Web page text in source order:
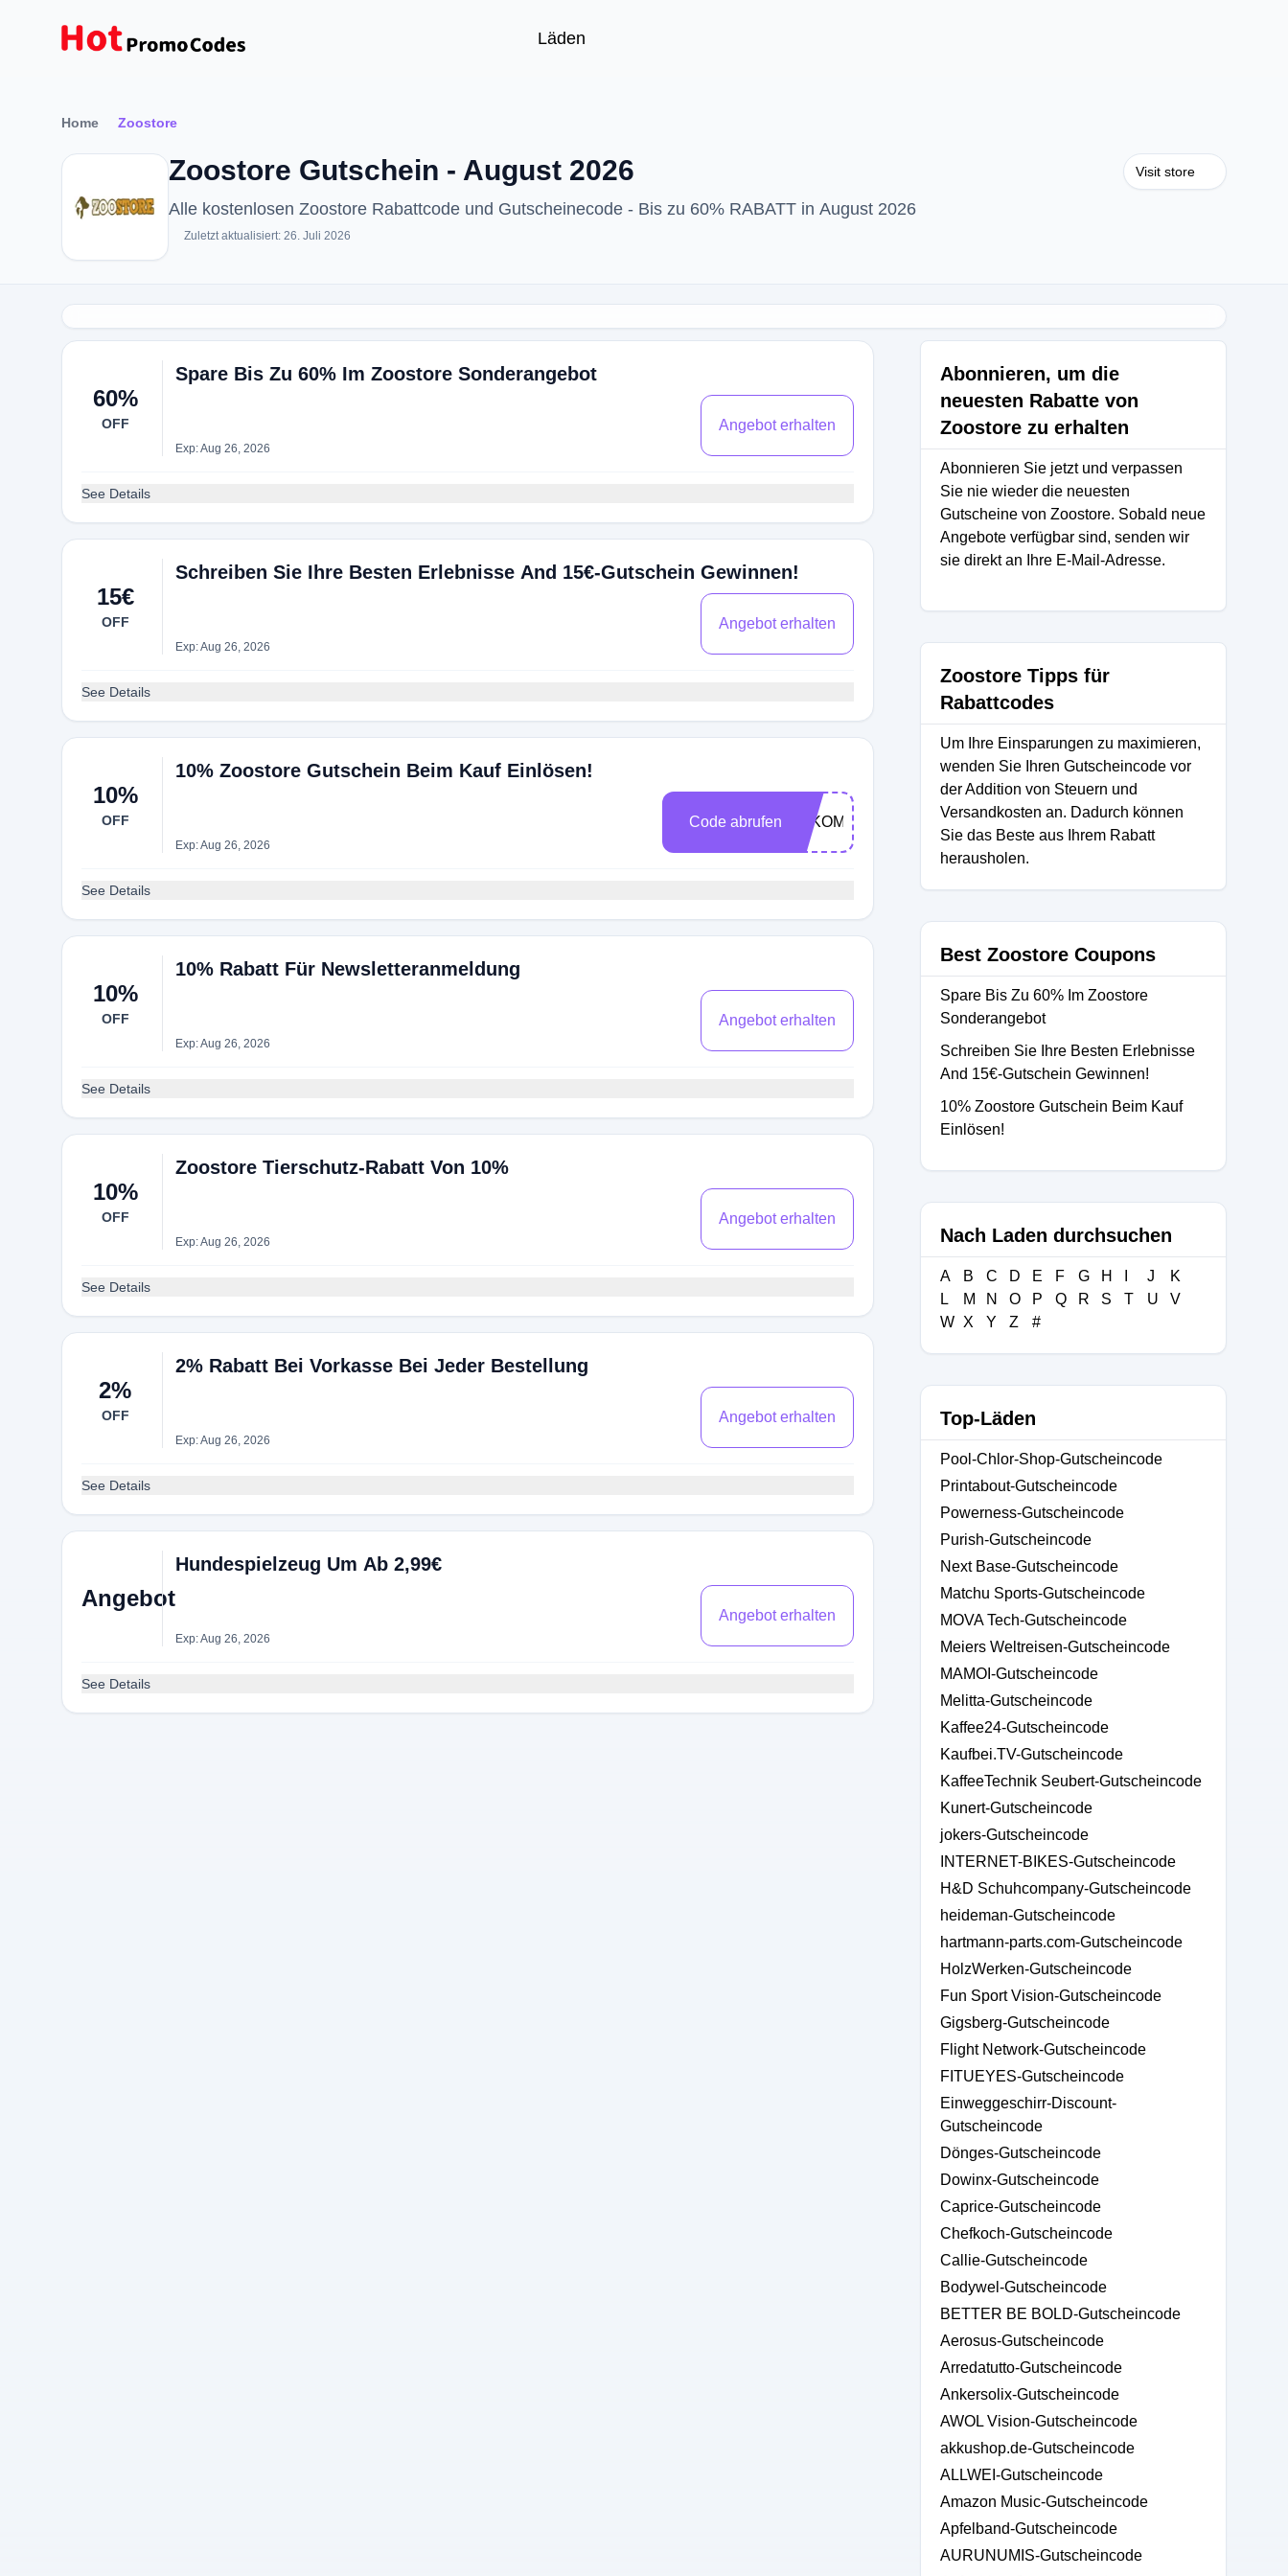
Läden
Home Zoostore
Zoostore Gutschein - August 2026
Alle kostenlosen Zoostore Rabattcode und Gutscheinecode - Bis zu 60% RABATT in August 2026
Zuletzt aktualisiert: 26. Juli 2026
Visit store
60%
OFF
Spare Bis Zu 60% Im Zoostore Sonderangebot
Exp: Aug 26, 2026
Angebot erhalten
See Details
15€
OFF
Schreiben Sie Ihre Besten Erlebnisse And 15€-Gutschein Gewinnen!
Exp: Aug 26, 2026
Angebot erhalten
See Details
10%
OFF
10% Zoostore Gutschein Beim Kauf Einlösen!
Exp: Aug 26, 2026
Code abrufen LLKOMMEN%
See Details
10%
OFF
10% Rabatt Für Newsletteranmeldung
Exp: Aug 26, 2026
Angebot erhalten
See Details
10%
OFF
Zoostore Tierschutz-Rabatt Von 10%
Exp: Aug 26, 2026
Angebot erhalten
See Details
2%
OFF
2% Rabatt Bei Vorkasse Bei Jeder Bestellung
Exp: Aug 26, 2026
Angebot erhalten
See Details
Angebot
Hundespielzeug Um Ab 2,99€
Exp: Aug 26, 2026
Angebot erhalten
See Details
Abonnieren, um die
neuesten Rabatte von
Zoostore zu erhalten
Abonnieren Sie jetzt und verpassen
Sie nie wieder die neuesten
Gutscheine von Zoostore. Sobald neue
Angebote verfügbar sind, senden wir
sie direkt an Ihre E-Mail-Adresse.
Zoostore Tipps für
Rabattcodes
Um Ihre Einsparungen zu maximieren,
wenden Sie Ihren Gutscheincode vor
der Addition von Steuern und
Versandkosten an. Dadurch können
Sie das Beste aus Ihrem Rabatt
herausholen.
Best Zoostore Coupons
Spare Bis Zu 60% Im Zoostore
Sonderangebot
Schreiben Sie Ihre Besten Erlebnisse
And 15€-Gutschein Gewinnen!
10% Zoostore Gutschein Beim Kauf
Einlösen!
Nach Laden durchsuchen
A B C D E F G H J
K
L
M N O P Q R S T U
V
W X Y Z #
Top-Läden
Pool-Chlor-Shop-Gutscheincode
Printabout-Gutscheincode
Powerness-Gutscheincode
Purish-Gutscheincode
Next Base-Gutscheincode
Matchu Sports-Gutscheincode
MOVA Tech-Gutscheincode
Meiers Weltreisen-Gutscheincode
MAMOI-Gutscheincode
Melitta-Gutscheincode
Kaffee24-Gutscheincode
Kaufbei.TV-Gutscheincode
KaffeeTechnik Seubert-Gutscheincode
Kunert-Gutscheincode
jokers-Gutscheincode
INTERNET-BIKES-Gutscheincode
H&D Schuhcompany-Gutscheincode
heideman-Gutscheincode
hartmann-parts.com-Gutscheincode
HolzWerken-Gutscheincode
Fun Sport Vision-Gutscheincode
Gigsberg-Gutscheincode
Flight Network-Gutscheincode
FITUEYES-Gutscheincode
Einweggeschirr-Discount-
Gutscheincode
Dönges-Gutscheincode
Dowinx-Gutscheincode
Caprice-Gutscheincode
Chefkoch-Gutscheincode
Callie-Gutscheincode
Bodywel-Gutscheincode
BETTER BE BOLD-Gutscheincode
Aerosus-Gutscheincode
Arredatutto-Gutscheincode
Ankersolix-Gutscheincode
AWOL Vision-Gutscheincode
akkushop.de-Gutscheincode
ALLWEI-Gutscheincode
Amazon Music-Gutscheincode
Apfelband-Gutscheincode
AURUNUMIS-Gutscheincode